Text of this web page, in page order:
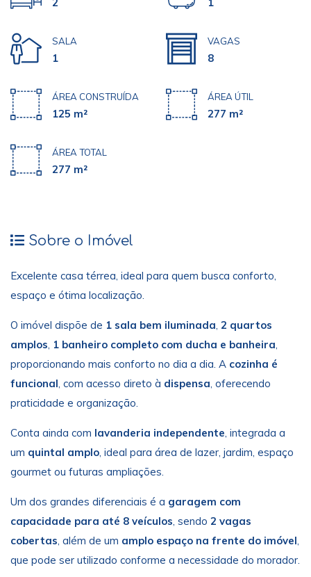
SALA
1
VAGAS
8
ÁREA CONSTRUÍDA
125 m²
ÁREA ÚTIL
277 m²
ÁREA TOTAL
277 m²
Sobre o Imóvel
Excelente casa térrea, ideal para quem busca conforto,
espaço e ótima localização.
O imóvel dispõe de 1 sala bem iluminada, 2 quartos
amplos, 1 banheiro completo com ducha e banheira,
proporcionando mais conforto no dia a dia. A cozinha é
funcional, com acesso direto à dispensa, oferecendo
praticidade e organização.
Conta ainda com lavanderia independente, integrada a
um quintal amplo, ideal para área de lazer, jardim, espaço
gourmet ou futuras ampliações.
Um dos grandes diferenciais é a garagem com
capacidade para até 8 veículos, sendo 2 vagas
cobertas, além de um amplo espaço na frente do imóvel,
que pode ser utilizado conforme a necessidade do morador.